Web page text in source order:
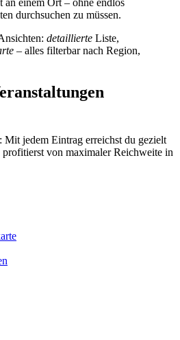
durchsuchen zu müssen.
detaillierte Liste,
– alles filterbar nach Region,
jedem Eintrag erreichst du gezielt
von maximaler Reichweite in